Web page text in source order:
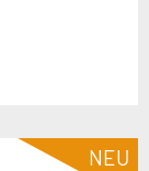
NEU